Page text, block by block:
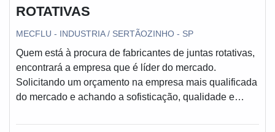
ROTATIVAS
MECFLU - INDUSTRIA / SERTÃOZINHO - SP
Quem está à procura de fabricantes de juntas rotativas,
encontrará a empresa que é líder do mercado.
Solicitando um orçamento na empresa mais qualificada
do mercado e achando a sofisticação, qualidade e
fabricantes de juntas rotativas, com a melhor mão de